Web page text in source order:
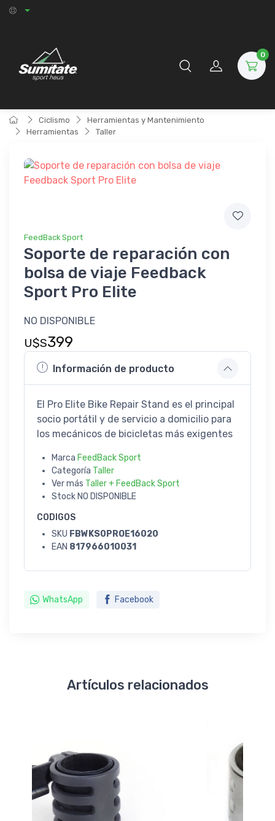
0
Ciclismo
Herramientas y Mantenimiento
Herramientas
Taller
FeedBack Sport
Soporte de reparación con
bolsa de viaje Feedback
Sport Pro Elite
NO DISPONIBLE
U$S399
Información de producto
El Pro Elite Bike Repair Stand es el principal
socio portátil y de servicio a domicilio para
los mecánicos de bicicletas más exigentes
Marca FeedBack Sport
Categoría Taller
Ver más Taller + FeedBack Sport
StockNO DISPONIBLE
CODIGOS
SKU FBWKS0PROE16020
EAN 817966010031
WhatsApp Facebook
Artículos relacionados